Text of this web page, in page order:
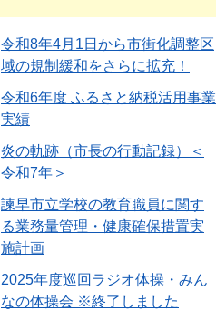
令和8年4月1日から市街化調整区
域の規制緩和をさらに拡充！
令和6年度 ふるさと納税活用事業
実績
炎の軌跡（市長の行動記録）＜
令和7年＞
諫早市立学校の教育職員に関す
る業務量管理・健康確保措置実
施計画
2025年度巡回ラジオ体操・みん
なの体操会 ※終了しました